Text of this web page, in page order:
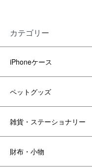
カテゴリー
iPhoneケース
ペットグッズ
雑貨・ステーショナリー
財布・小物